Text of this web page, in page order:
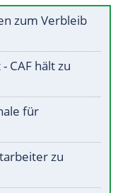
zum Verbleib
CAF hält zu
für
zu